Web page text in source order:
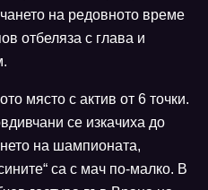
на редовното време
отбеляза с глава и
място с актив от 6 точки.
се изкачиха до
на шампионата,
са с мач по-малко. В